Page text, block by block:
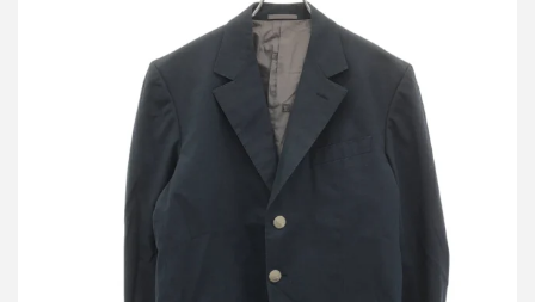
ルイヴィトン メタルボタン コットン2Bテーラードジャケット